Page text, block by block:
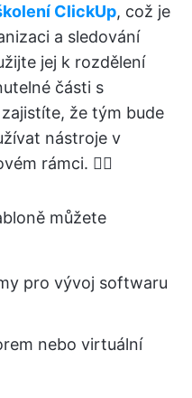
ClickUp, což je
a sledování
jej k rozdělení
části s
že tým bude
nástroje v
rámci. 🏋️‍♂️
můžete
pro vývoj softwaru
nebo virtuální